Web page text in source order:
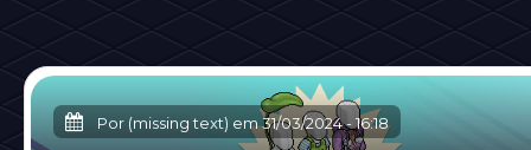
Por (missing text) em31/03/2024-16:18